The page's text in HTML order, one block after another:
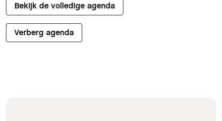
Bekijk de volledige agenda
Verberg agenda